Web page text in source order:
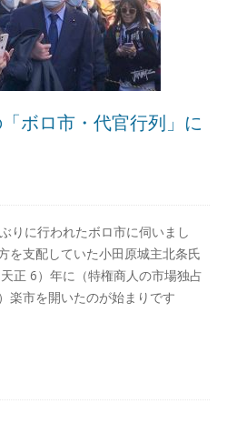
ボロ市・代官行列」に
りに行われたボロ市に伺いまし
を支配していた小田原城主北条氏
正 6）年に（特権商人の市場独占
楽市を開いたのが始まりです